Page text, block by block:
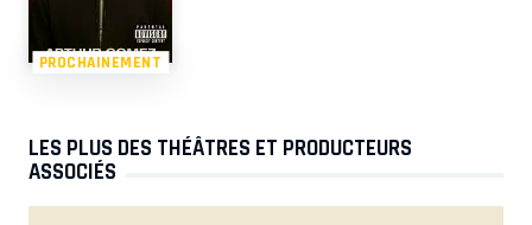
PROCHAINEMENT
LES PLUS DES THÉÂTRES ET PRODUCTEURS
ASSOCIÉS